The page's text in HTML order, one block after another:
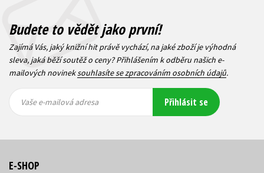
Budete to vědět jako první!
Zajímá Vás, jaký knižní hit právě vychází, na jaké zboží je výhodná
sleva, jaká běží soutěž o ceny? Přihlášením k odběru našich e-
mailových novineksouhlasíte se zpracováním osobních údajů.
mailová
mailová
Vaše e-mailová adresa Přihlásit se
E-SHOP